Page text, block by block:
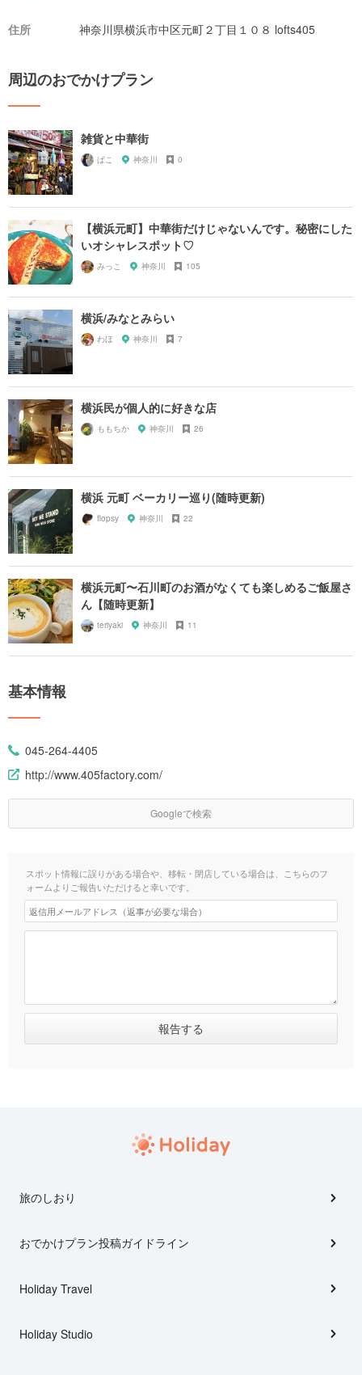
住所 神奈川県横浜市中区元町２丁目１０８ lofts405
周辺のおでかけプラン
雑貨と中華街
ぱこ 神奈川 0
【横浜元町】中華街だけじゃないんです。秘密にした
いオシャレスポット♡
みっこ 神奈川 105
横浜/みなとみらい
わほ 神奈川 7
横浜民が個人的に好きな店
ももちか 神奈川 26
横浜 元町 ベーカリー巡り(随時更新)
flopsy 神奈川 22
横浜元町〜石川町のお酒がなくても楽しめるご飯屋さ
ん【随時更新】
teriyaki 神奈川 11
基本情報
045-264-4405
http://www.405factory.com/
Googleで検索
スポット情報に誤りがある場合や、移転・閉店している場合は、こちらのフ
ォームよりご報告いただけると幸いです。
旅のしおり
おでかけプラン投稿ガイドライン
Holiday Travel
Holiday Studio